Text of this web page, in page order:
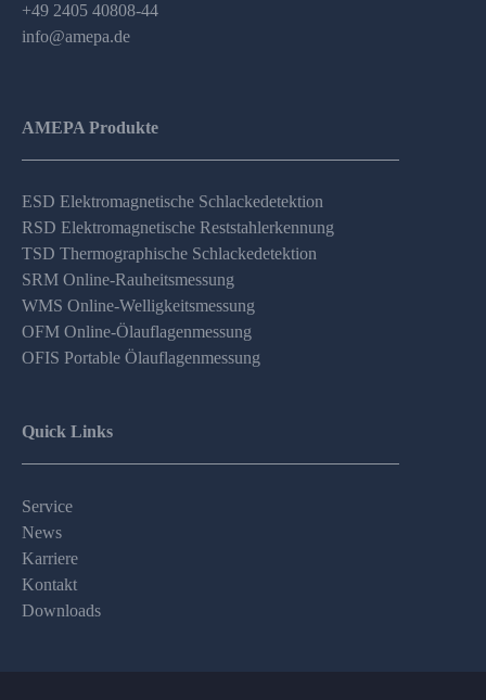
+49 2405 40808-44
info@amepa.de
AMEPA Produkte
ESD Elektromagnetische Schlackedetektion
RSD Elektromagnetische Reststahlerkennung
TSD Thermographische Schlackedetektion
SRM Online-Rauheitsmessung
WMS Online-Welligkeitsmessung
OFM Online-Ölauflagenmessung
OFIS Portable Ölauflagenmessung
Quick Links
Service
News
Karriere
Kontakt
Downloads